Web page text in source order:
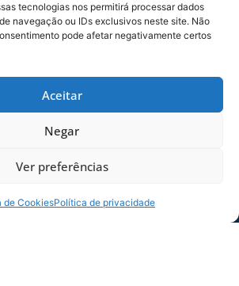
tecnologias nos permitirá processar dados
navegação ou IDs exclusivos neste site. Não
pode afetar negativamente certos
Aceitar
Negar
Ver preferências
de CookiesPolítica de privacidade
JOGO: AVAÍ X CRB-AL, PELA
vem aí, e na terça-feira (11/08)